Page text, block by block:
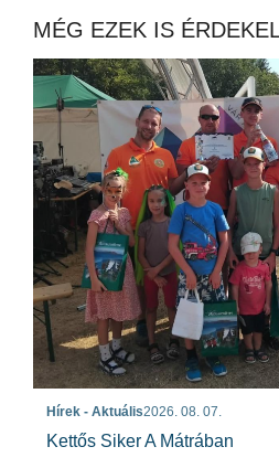
MÉG EZEK IS
Hírek - Aktuális2026. 08. 07.
Kettős Siker A Mátrában